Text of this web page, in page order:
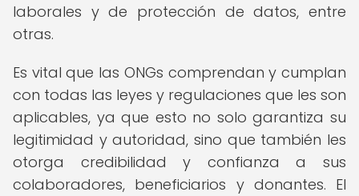
laborales y de protección de datos, entre
otras.
Es vital que las ONGs comprendan y cumplan
con todas las leyes y regulaciones que les son
aplicables, ya que esto no solo garantiza su
legitimidad y autoridad, sino que también les
otorga credibilidad y confianza a sus
colaboradores, beneficiarios y donantes. El